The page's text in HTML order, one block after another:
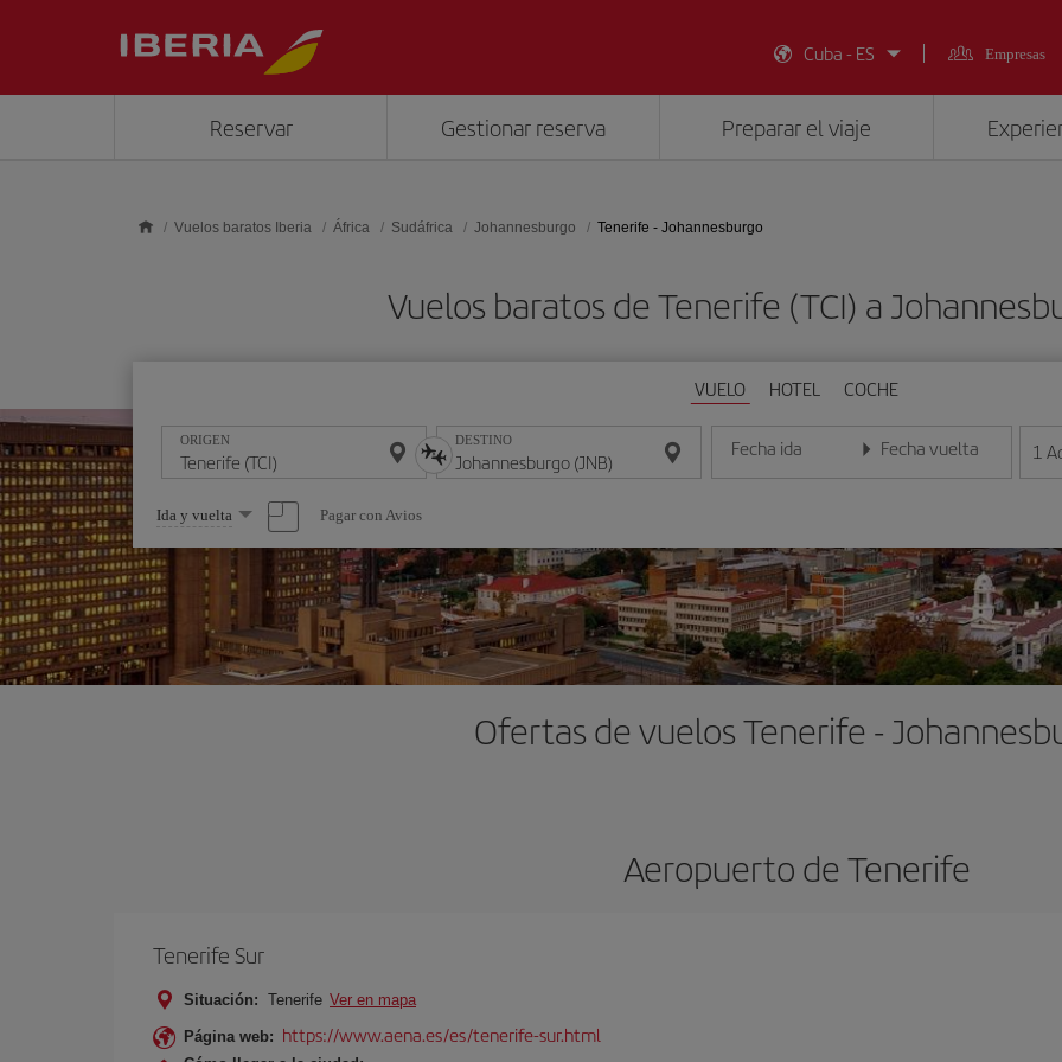
Cuba - ES
Empresas
Reservar Gestionar reserva Preparar el viaje
Vuelos baratos Iberia África Sudáfrica Johannesburgo Tenerife - Johannesburgo
Vuelos baratos de Tenerife (TCI) a
VUELO HOTEL COCHE
ORIGEN DESTINO Fecha ida
Introduce la fecha en formato día/mes/año
Fecha vuelta
Introduce la fecha en 1
Seleccione
una
opción
Ida y vuelta Pagar con Avios
Ofertas de vuelos Tenerife -
Aeropuerto de Tenerife
Tenerife Sur
Situación: Tenerife Ver en mapa
Página web: https://www.aena.es/es/tenerife-sur.html